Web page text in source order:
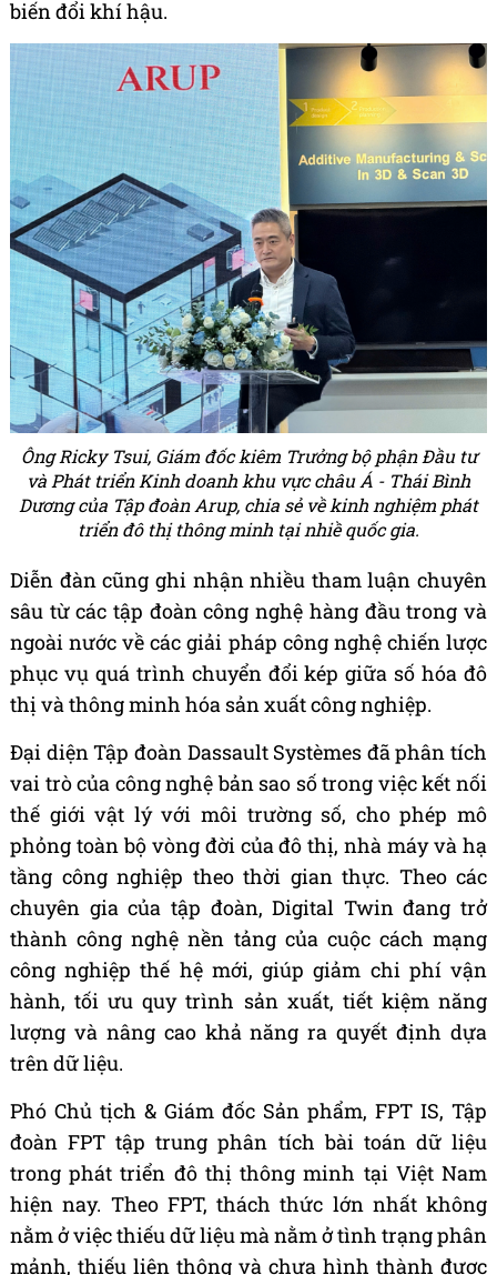
biến đổi khí hậu.
Ông Ricky Tsui, Giám đốc kiêm Trưởng bộ phận Đầu tư
và Phát triển Kinh doanh khu vực châu Á - Thái Bình
Dương của Tập đoàn Arup, chia sẻ về kinh nghiệm phát
triển đô thị thông minh tại nhiề quốc gia.
Diễn đàn cũng ghi nhận nhiều tham luận chuyên
sâu từ các tập đoàn công nghệ hàng đầu trong và
ngoài nước về các giải pháp công nghệ chiến lược
phục vụ quá trình chuyển đổi kép giữa số hóa đô
thị và thông minh hóa sản xuất công nghiệp.
Đại diện Tập đoàn Dassault Systèmes đã phân tích
vai trò của công nghệ bản sao số trong việc kết nối
thế giới vật lý với môi trường số, cho phép mô
phỏng toàn bộ vòng đời của đô thị, nhà máy và hạ
tầng công nghiệp theo thời gian thực. Theo các
chuyên gia của tập đoàn, Digital Twin đang trở
thành công nghệ nền tảng của cuộc cách mạng
công nghiệp thế hệ mới, giúp giảm chi phí vận
hành, tối ưu quy trình sản xuất, tiết kiệm năng
lượng và nâng cao khả năng ra quyết định dựa
trên dữ liệu.
Phó Chủ tịch & Giám đốc Sản phẩm, FPT IS, Tập
đoàn FPT tập trung phân tích bài toán dữ liệu
trong phát triển đô thị thông minh tại Việt Nam
hiện nay. Theo FPT, thách thức lớn nhất không
nằm ở việc thiếu dữ liệu mà nằm ở tình trạng phân
mảnh, thiếu liên thông và chưa hình thành được